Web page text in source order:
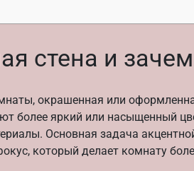
стена и
окрашенная или
более яркий или насыщенный
Основная задача
который делает комнату